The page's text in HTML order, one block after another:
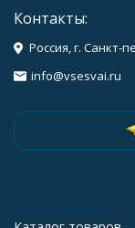
Контакты:
Россия, г. Санкт-
info@vsesvai.ru